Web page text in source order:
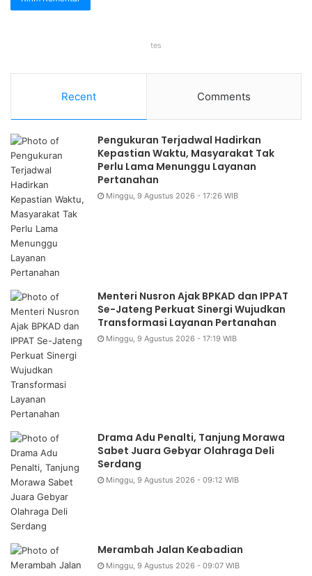
tes
Recent Comments
Pengukuran Terjadwal Hadirkan
Kepastian Waktu, Masyarakat Tak
Perlu Lama Menunggu Layanan
Pertanahan
Minggu, 9 Agustus 2026 - 17:26 WIB
Menteri Nusron Ajak BPKAD dan IPPAT
Se-Jateng Perkuat Sinergi Wujudkan
Transformasi Layanan Pertanahan
Minggu, 9 Agustus 2026 - 17:19 WIB
Drama Adu Penalti, Tanjung Morawa
Sabet Juara Gebyar Olahraga Deli
Serdang
Minggu, 9 Agustus 2026 - 09:12 WIB
Merambah Jalan Keabadian
Minggu, 9 Agustus 2026 - 09:07 WIB